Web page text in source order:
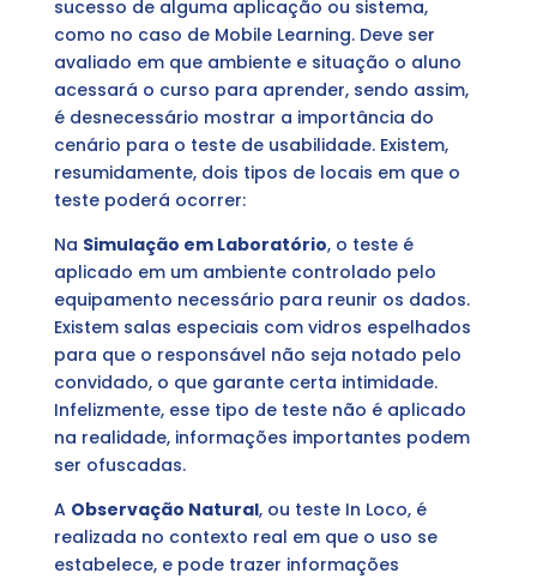
sucesso de alguma aplicação ou sistema,
como no caso de Mobile Learning. Deve ser
avaliado em que ambiente e situação o aluno
acessará o curso para aprender, sendo assim,
é desnecessário mostrar a importância do
cenário para o teste de usabilidade. Existem,
resumidamente, dois tipos de locais em que o
teste poderá ocorrer:
Na Simulação em Laboratório, o teste é
aplicado em um ambiente controlado pelo
equipamento necessário para reunir os dados.
Existem salas especiais com vidros espelhados
para que o responsável não seja notado pelo
convidado, o que garante certa intimidade.
Infelizmente, esse tipo de teste não é aplicado
na realidade, informações importantes podem
ser ofuscadas.
A Observação Natural, ou teste In Loco, é
realizada no contexto real em que o uso se
estabelece, e pode trazer informações